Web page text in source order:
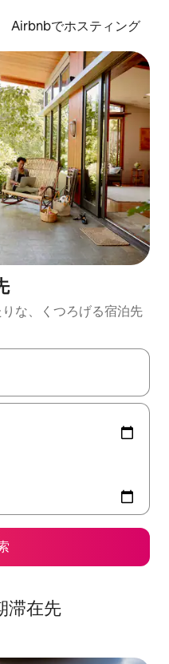
Airbnbでホスティング
な、くつろげる宿泊先
矢印キーを使って移動するか
滞在先